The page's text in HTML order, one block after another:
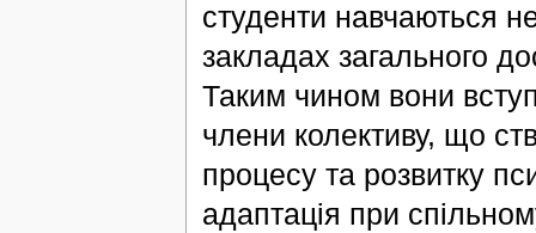
студенти навчаються
закладах загального
Таким чином вони
члени колективу, що
процесу та розвитку
адаптація при